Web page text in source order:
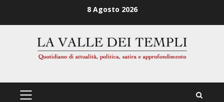
8 Agosto 2026
PRIMÄRES